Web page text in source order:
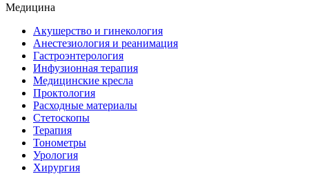
Медицина
Акушерство и гинекология
Анестезиология и реанимация
Гастроэнтерология
Инфузионная терапия
Медицинские кресла
Проктология
Расходные материалы
Стетоскопы
Терапия
Тонометры
Урология
Хирургия